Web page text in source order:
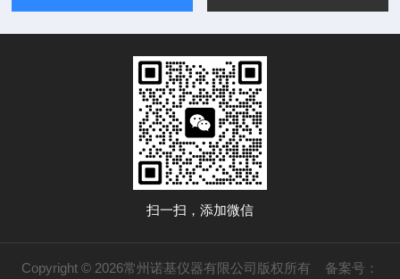
扫一扫，添加微信
Copyright © 2026常州诺基仪器有限公司版权所有 备案号：